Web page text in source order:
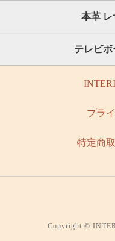
本革 レ
テレビボ
プラ
特定商
Copyright ©